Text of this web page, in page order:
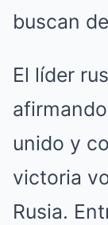
buscan
El líder
unido y
victoria
Rusia.